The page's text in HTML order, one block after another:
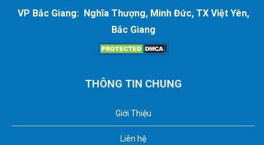
VP Bắc Giang: Nghĩa Thượng, Minh Đức, TX Việt Yên,
Bắc Giang
THÔNG TIN CHUNG
Giới Thiệu
Liên hệ